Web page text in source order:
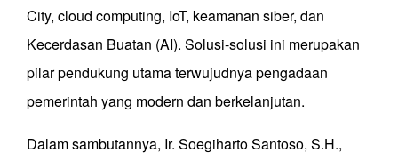
City, cloud computing, IoT, keamanan siber, dan
Kecerdasan Buatan (AI). Solusi-solusi ini merupakan
pilar pendukung utama terwujudnya pengadaan
pemerintah yang modern dan berkelanjutan.
Dalam sambutannya, Ir. Soegiharto Santoso, S.H.,